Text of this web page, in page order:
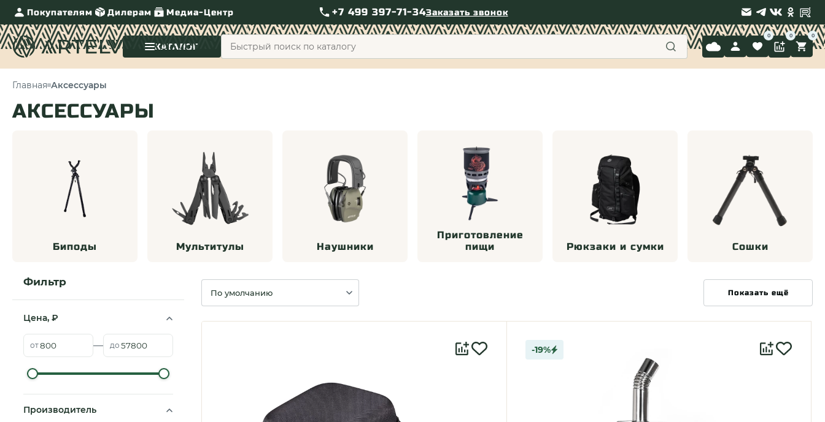
Покупателям Дилерам Медиа-Центр +7 499 397-71-34Заказать звонок
КАТАЛОГ
Главная Аксессуары
АКСЕССУАРЫ
Биподы Мультитулы Наушники
Приготовление
пищи
Рюкзаки и сумки Сошки
печи
Газовые горелки
Фильтр
Цена, ₽
от — до
Производитель
Сортировка
Показать ещё
-19%